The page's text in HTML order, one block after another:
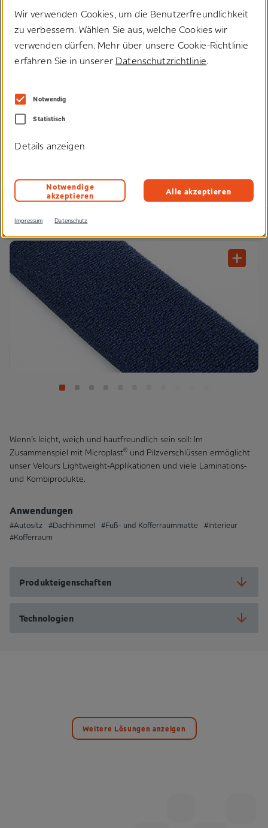
Anwendungen
#Interieur #Kofferraum
Produkteigenschaften
Velours
Wenn’s leicht, weich und hautfreundlich sein soll: Im
Zusammenspiel mit Microplast® und Pilzverschlüssen ermöglicht
unser Velours Lightweight-Applikationen und viele Laminations-
und Kombi­produkte.
Anwendungen
#Autositz #Dachhimmel #Fuß- und Kofferraummatte #Interieur
#Kofferraum
Produkteigenschaften
Technologien
Weitere Lösungen anzeigen
Wir verwenden Cookies, um die Benutzerfreundlichkeit
zu verbessern. Wählen Sie aus, welche Cookies wir
verwenden dürfen. Mehr über unsere Cookie-Richtlinie
erfahren Sie in unserer Datenschutzrichtlinie.
Notwendig
Statistisch
Details anzeigen
Notwendige
akzeptieren Alle akzeptieren
Impressum Datenschutz